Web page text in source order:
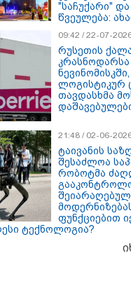
13:52 / 06-08-2026
4 წლით
სანიტარს,
ბათუმში,
საპირფარეშოში
შემდეგ კი
11:16 / 06-08-2026
ცნობილი ხდება,
მოსკოვში,
მომხდარ
გენერალი
კურიერის მიერ
"საჩუქარი" და
წვეულება:
12:56 / 06-08-2026
70 წელზე მეტი
პირველად,
ველურ ბუნებაში
ქვეყნდება
"საჩუქარი"
წვეულება:
09:42 / 22-07-
რუსეთის
ლოგისტიკურ
თავდასხმა
21:48 / 02-06-
ტაივანის
შესაძლოა
რობოტმა
ფუნქციებით
ტექნოლოგია?